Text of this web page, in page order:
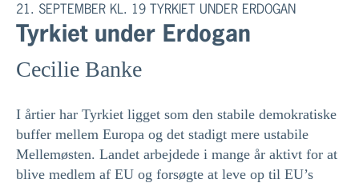
21. SEPTEMBER KL. 19 TYRKIET UNDER ERDOGAN
Tyrkiet under Erdogan
Cecilie Banke
I årtier har Tyrkiet ligget som den stabile demokratiske
buffer mellem Europa og det stadigt mere ustabile
Mellemøsten. Landet arbejdede i mange år aktivt for at
blive medlem af EU og forsøgte at leve op til EU’s